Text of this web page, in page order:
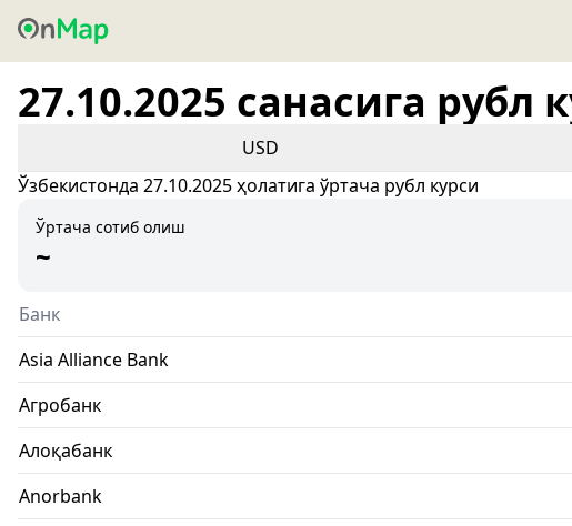
27.10.2025 санасига рубл
USD
Ўзбекистонда 27.10.2025 ҳолатига ўртача рубл курси
Ўртача сотиб олиш
~
Банк
Asia Alliance Bank
Агробанк
Алоқабанк
Anorbank